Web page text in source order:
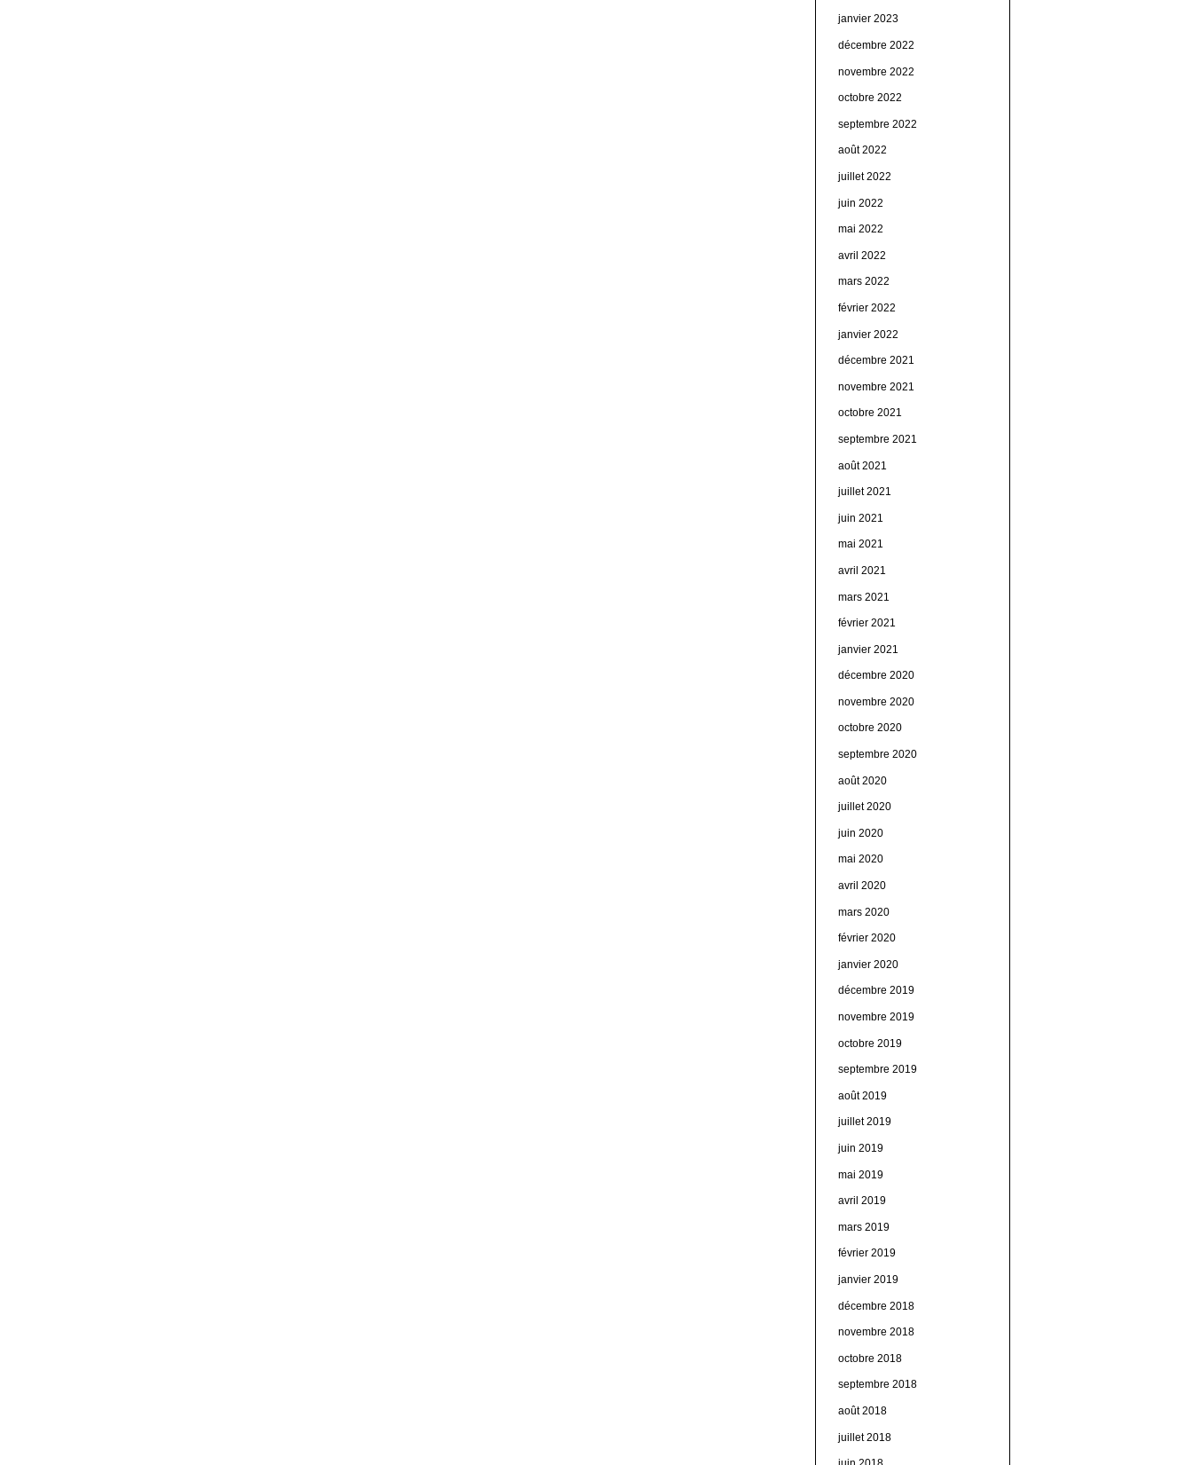
janvier 2023
décembre 2022
novembre 2022
octobre 2022
septembre 2022
août 2022
juillet 2022
juin 2022
mai 2022
avril 2022
mars 2022
février 2022
janvier 2022
décembre 2021
novembre 2021
octobre 2021
septembre 2021
août 2021
juillet 2021
juin 2021
mai 2021
avril 2021
mars 2021
février 2021
janvier 2021
décembre 2020
novembre 2020
octobre 2020
septembre 2020
août 2020
juillet 2020
juin 2020
mai 2020
avril 2020
mars 2020
février 2020
janvier 2020
décembre 2019
novembre 2019
octobre 2019
septembre 2019
août 2019
juillet 2019
juin 2019
mai 2019
avril 2019
mars 2019
février 2019
janvier 2019
décembre 2018
novembre 2018
octobre 2018
septembre 2018
août 2018
juillet 2018